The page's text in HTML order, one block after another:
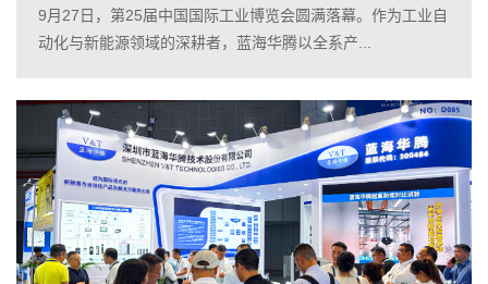
9月27日，第25届中国国际工业博览会圆满落幕。作为工业自
动化与新能源领域的深耕者，蓝海华腾以全系产...